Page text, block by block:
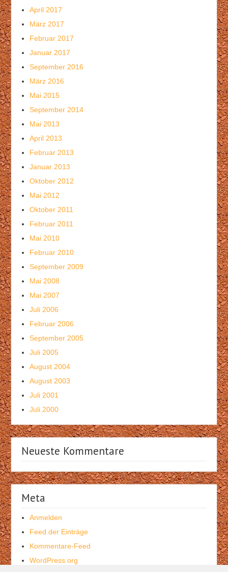
April 2017
März 2017
Februar 2017
Januar 2017
September 2016
März 2016
Mai 2015
September 2014
Mai 2013
April 2013
Februar 2013
Januar 2013
Oktober 2012
Mai 2012
Oktober 2011
Februar 2011
Mai 2010
Februar 2010
September 2009
Mai 2008
Mai 2007
Juli 2006
Februar 2006
September 2005
Juli 2005
August 2004
August 2003
Juli 2001
Juli 2000
Neueste Kommentare
Meta
Anmelden
Feed der Einträge
Kommentare-Feed
WordPress.org